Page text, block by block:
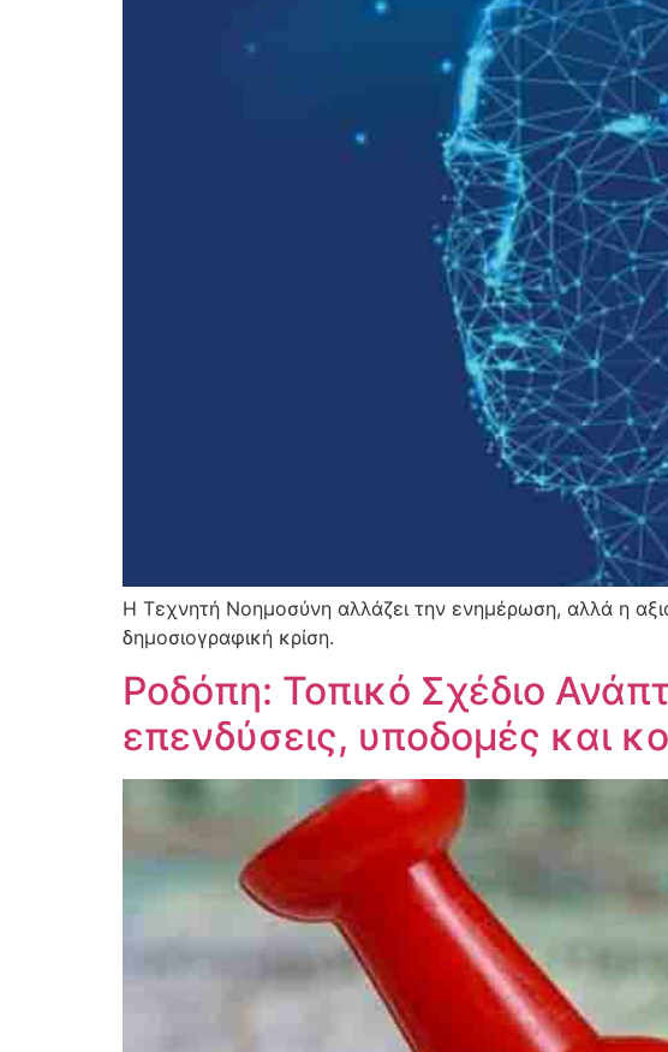
Η Τεχνητή Νοημοσύνη αλλάζει την ενημέρωση, αλλά η
δημοσιογραφική κρίση.
Ροδόπη: Τοπικό Σχέδιο
επενδύσεις, υποδομές και